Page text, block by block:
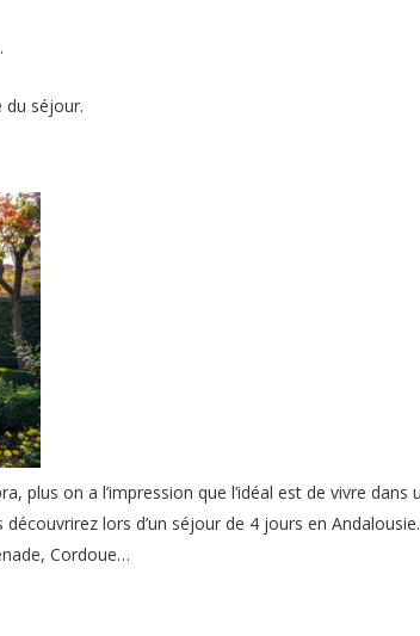
du séjour.
plus on a l’impression que l’idéal est de vivre dans
lors d’un séjour de 4 jours en
Cordoue…